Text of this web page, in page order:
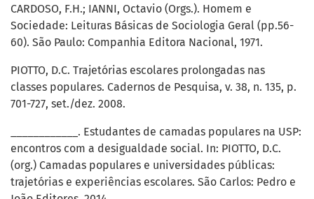
CARDOSO, F.H.; IANNI, Octavio (Orgs.). Homem e
Sociedade: Leituras Básicas de Sociologia Geral (pp.56-
60). São Paulo: Companhia Editora Nacional, 1971.
PIOTTO, D.C. Trajetórias escolares prolongadas nas
classes populares. Cadernos de Pesquisa, v. 38, n. 135, p.
701-727, set./dez. 2008.
____________. Estudantes de camadas populares na USP:
encontros com a desigualdade social. In: PIOTTO, D.C.
(org.) Camadas populares e universidades públicas:
trajetórias e experiências escolares. São Carlos: Pedro e